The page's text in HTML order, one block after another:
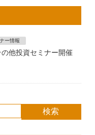
ー情報
の他投資セミナー開催